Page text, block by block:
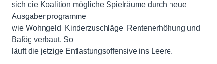
sich die Koalition mögliche Spielräume durch neue
Ausgabenprogramme
wie Wohngeld, Kinderzuschläge, Rentenerhöhung und
Bafög verbaut. So
läuft die jetzige Entlastungsoffensive ins Leere.